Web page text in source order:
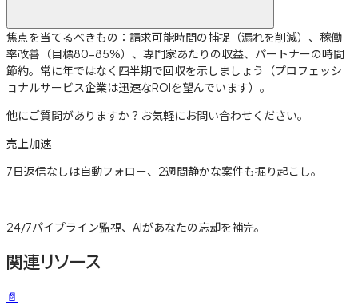
焦点を当てるべきもの：請求可能時間の捕捉（漏れを削減）、稼働
率改善（目標80-85%）、専門家あたりの収益、パートナーの時間
節約。常に年ではなく四半期で回収を示しましょう（プロフェッシ
ョナルサービス企業は迅速なROIを望んでいます）。
他にご質問がありますか？お気軽にお問い合わせください。
売上加速
7日返信なしは自動フォロー、2週間静かな案件も掘り起こし。
24/7パイプライン監視、AIがあなたの忘却を補完。
関連リソース
📄